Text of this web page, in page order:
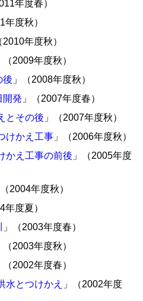
年度春）
年度秋）
2010年度秋）
（2009年度秋）
後 」（2008年度秋）
開発 」（2007年度春）
とその後 」（2007年度秋）
けかえ工事 」（2006年度秋）
かえ工事の前後 」（2005年度
（2004年度秋）
年度夏）
」（2003年度春）
（2003年度秋）
（2002年度春）
水とつけかえ 」（2002年度